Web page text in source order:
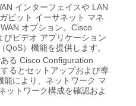
インターフェイスや LAN
ビット イーサネット マネ
WAN オプション。 Cisco
びビデオ アプリケーション
（QoS）機能を提供します。
る Cisco Configuration
るとセットアップおよび導
能により、ネットワーク マ
ットワーク構成を確認およ